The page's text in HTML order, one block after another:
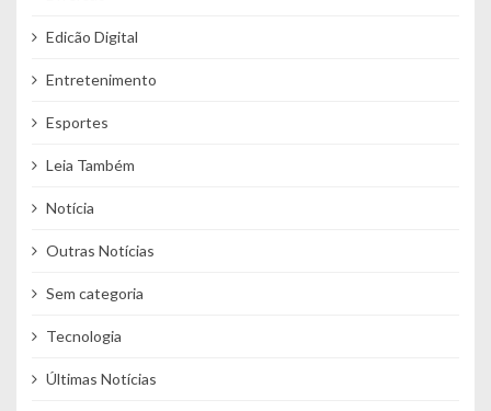
Edicão Digital
Entretenimento
Esportes
Leia Também
Notícia
Outras Notícias
Sem categoria
Tecnologia
Últimas Notícias